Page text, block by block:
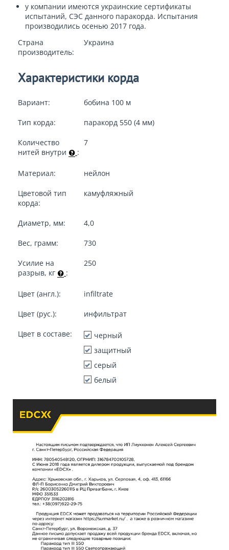
у компании имеются украинские сертификаты
испытаний, СЭС данного паракорда. Испытания
производились осенью 2017 года.
Страна
производитель:
Украина
Характеристики корда
Вариант: бобина 100 м
Тип корда: паракорд 550 (4 мм)
Количество
нитей внутри
:
7
Материал: нейлон
Цветовой тип
корда:
камуфляжный
Диаметр, мм: 4,0
Вес, грамм: 730
Усилие на
разрыв, кг
:
250
Цвет (англ.): infiltrate
Цвет (рус.): инфильтрат
Цвет в составе:
черный
защитный
серый
белый